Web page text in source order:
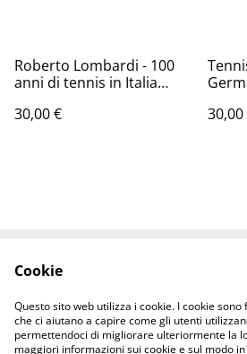
Roberto Lombardi - 100
anni di tennis in Italia
Tennis, 2010)
30,00 €
30,00
Informativa sulla
privacy
Cookie
Questo sito web utilizza i cookie. I cookie
che ci aiutano a capire come gli utenti
permettendoci di migliorare ulteriormente la
maggiori informazioni sui cookie e sul modo